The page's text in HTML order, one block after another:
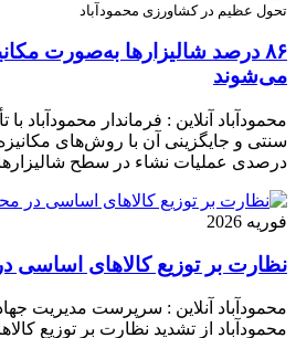
تحول عظیم در کشاورزی محمودآباد
۸۶ درصد شالیزارها به‌صورت
می‌شوند
محمودآباد آنلاین : فرماندار محمودآباد
درصدی عملیات نشاء در سطح
فوریه 2026
نظارت بر توزیع کالا‌های اساسی
محمودآباد آنلاین : سرپرست مدیریت
محمودآباد از تشدید نظارت بر توزیع